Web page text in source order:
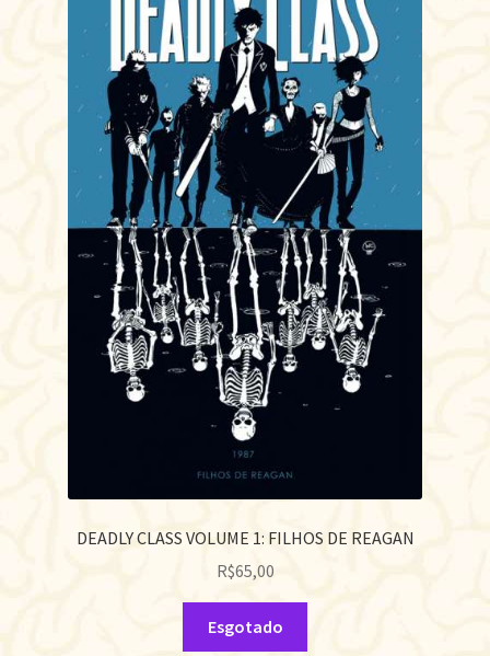
DEADLY CLASS VOLUME 1: FILHOS DE REAGAN
R$65,00
Esgotado